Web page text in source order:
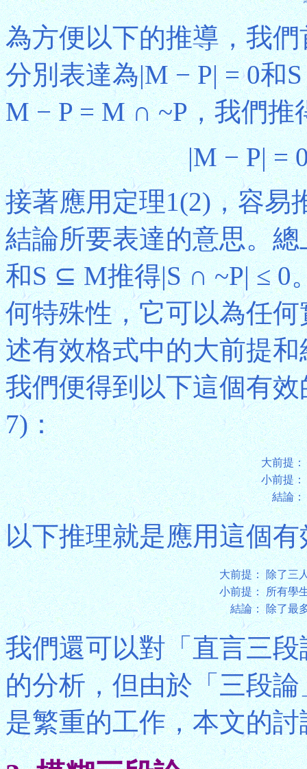
為方便以下的推導，我
分別表達為|M − P| = 0
M − P = M ∩ ~P，我們推
|M − P| =
接著應用定理1(2)，容易
結論所要表達的意思。
和S ⊆ M推得|S ∩ ~P| ≤ 0
何特殊性，它可以為任
述有效格式中的大前提
我們便得到以下這個有效
7)：
大前提：
小前提：
結論：
以下推理就是應用這個
大前提： 除了三
小前提： 所有學
結論： 除了最
我們還可以對「直言三
的分析，但由於「三段
是繁重的工作，本文的